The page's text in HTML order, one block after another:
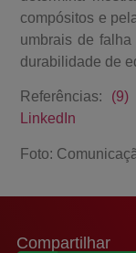
compósitos e
umbrais de
durabilidade de
Referências: (9)
LinkedIn
Foto:
Compartilhar